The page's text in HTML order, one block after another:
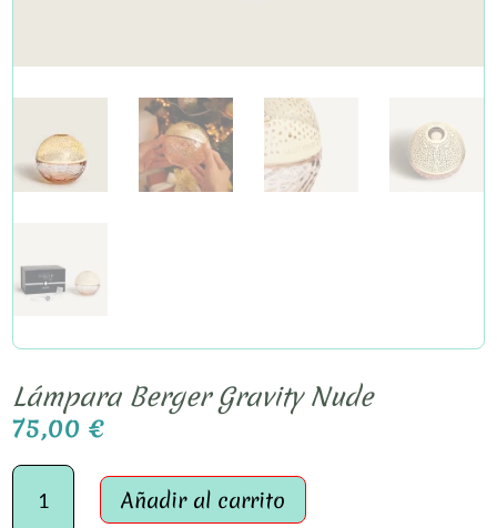
Lámpara Berger Gravity Nude
75,00€
Lámpara
Berger
Añadir al carrito